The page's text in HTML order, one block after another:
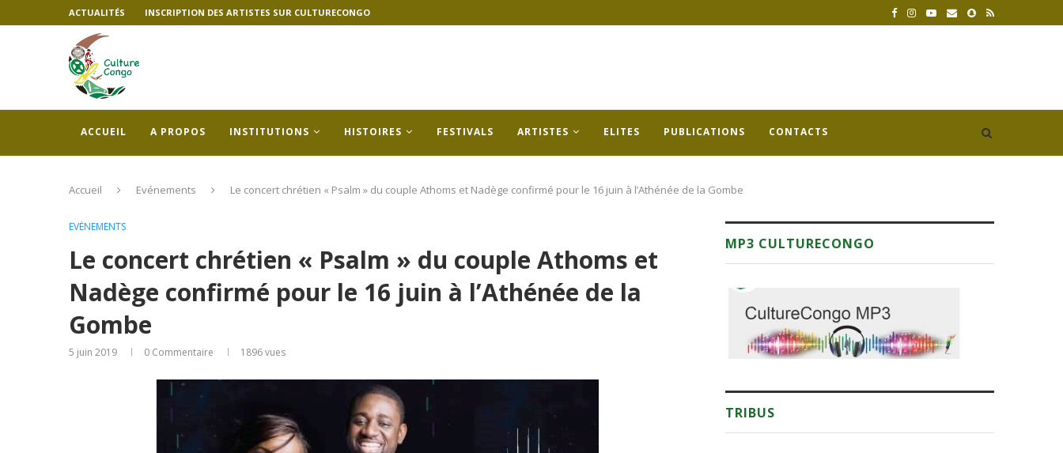
ACTUALITÉS INSCRIPTION DES ARTISTES SUR CULTURECONGO
ACCUEIL A PROPOS INSTITUTIONS HISTOIRES FESTIVALS ARTISTES ELITES PUBLICATIONS CONTACTS
Accueil Evénements Le concert chrétien « Psalm » du couple Athoms et Nadège confirmé pour le 16 juin à l’Athénée de la Gombe
EVÉNEMENTS
Le concert chrétien « Psalm » du couple Athoms et
Nadège confirmé pour le 16 juin à l’Athénée de la
Gombe
5 juin 2019 0 Commentaire 1896vues
MP3 CULTURECONGO
TRIBUS